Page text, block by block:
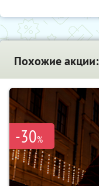
Похожие акции:
-30%